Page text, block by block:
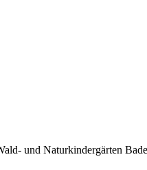
und Naturkindergärten